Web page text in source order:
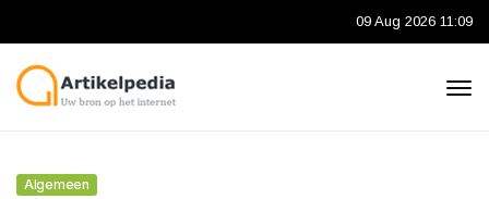
09 Aug 2026 11:09
Algemeen